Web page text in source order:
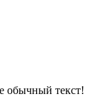
обычный текст!